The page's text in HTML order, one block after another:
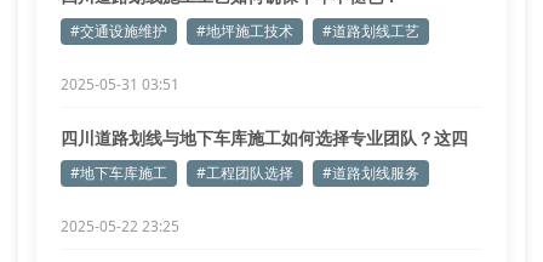
#交通设施维护 #地坪施工技术 #道路划线工艺
2025-05-31 03:51
四川道路划线与地下车库施工如何选择专业团队？这四
点必须注意
#地下车库施工 #工程团队选择 #道路划线服务
2025-05-22 23:25